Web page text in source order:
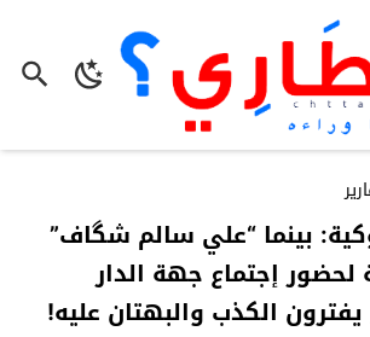
بينما “علي سالم شگاف”
لحضور إجتماع جهة الدار
الكذب والبهتان عليه!